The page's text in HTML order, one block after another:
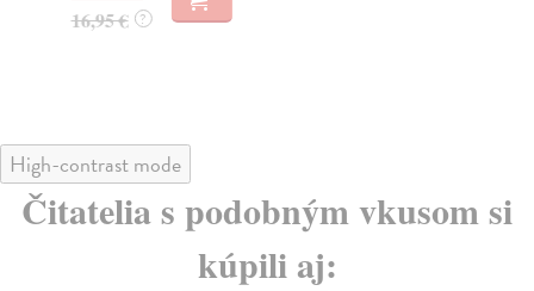
16,95 € ?
High-contrast mode
Čitatelia s podobným vkusom si
kúpili aj: